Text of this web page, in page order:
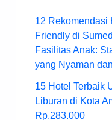
12 Rekomendasi
Friendly di
Fasilitas Anak:
yang Nyaman
15 Hotel Terbaik
Liburan di Kota
Rp.283.000